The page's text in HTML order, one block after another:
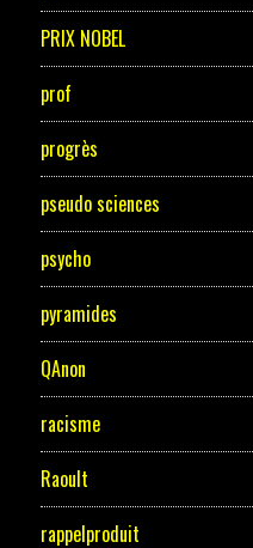
PRIX NOBEL
prof
progrès
pseudo sciences
psycho
pyramides
QAnon
racisme
Raoult
rappelproduit